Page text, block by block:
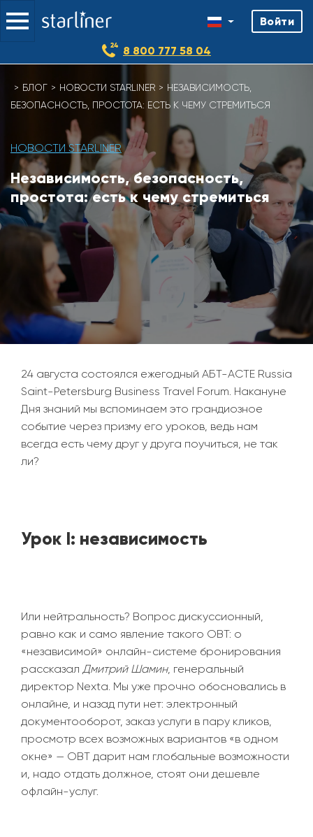
Войти
8 800 777 58 04
БЛОГ НОВОСТИ STARLINER
НЕЗАВИСИМОСТЬ,
БЕЗОПАСНОСТЬ, ПРОСТОТА: ЕСТЬ К ЧЕМУ СТРЕМИТЬСЯ
НОВОСТИ STARLINER
Независимость, безопасность,
простота: есть к чему стремиться
24 августа состоялся ежегодный АБТ-ACTE Russia
Saint-Petersburg Business Travel Forum. Накануне
Дня знаний мы вспоминаем это грандиозное
событие через призму его уроков, ведь нам
всегда есть чему друг у друга поучиться, не так
ли?
Урок I: независимость
Или нейтральность? Вопрос дискуссионный,
равно как и само явление такого OBT: о
«независимой» онлайн-системе бронирования
рассказал Дмитрий Шамин, генеральный
директор Nexta. Мы уже прочно обосновались в
онлайне, и назад пути нет: электронный
документооборот, заказ услуги в пару кликов,
просмотр всех возможных вариантов «в одном
окне» — OBT дарит нам глобальные возможности
и, надо отдать должное, стоят они дешевле
офлайн-услуг.